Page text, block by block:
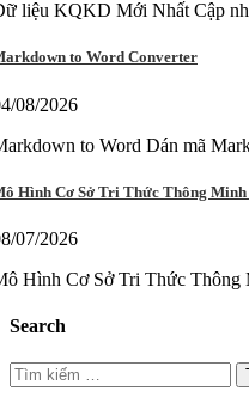
liệu KQKD Mới Nhất Cập
to Word Converter
08/2026
to Word Dán mã
Hình Cơ Sở Tri Thức Thông
07/2026
Hình Cơ Sở Tri Thức
Search
Tìm